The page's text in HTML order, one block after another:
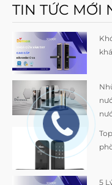
TIN TỨC MỚI
5